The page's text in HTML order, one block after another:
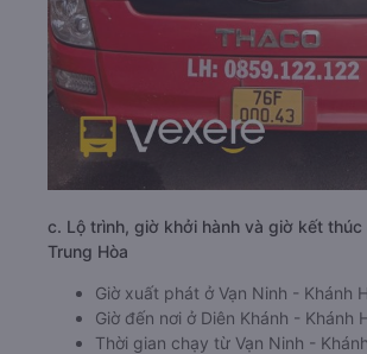
c. Lộ trình, giờ khởi hành và giờ kết
Trung Hòa
Giờ xuất phát ở Vạn Ninh - Khánh
Giờ đến nơi ở Diên Khánh - Khánh
Thời gian chạy từ Vạn Ninh -